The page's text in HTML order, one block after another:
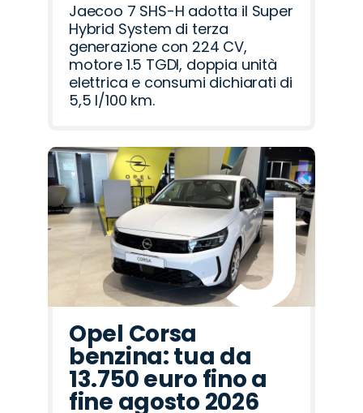
Jaecoo 7 SHS-H adotta il Super
Hybrid System di terza
generazione con 224 CV,
motore 1.5 TGDI, doppia unità
elettrica e consumi dichiarati di
5,5 l/100 km.
Opel Corsa
benzina: tua da
13.750 euro fino a
fine agosto 2026